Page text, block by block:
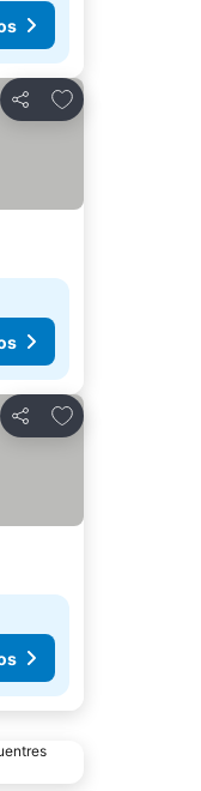
Compartir
Añadir a favoritos
Compartir
Añadir a favoritos